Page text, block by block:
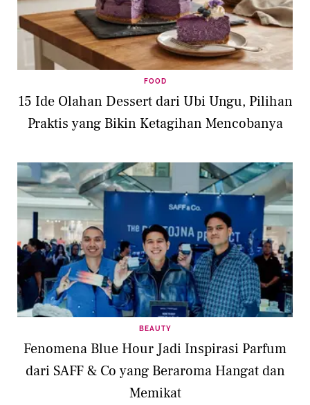
FOOD
15 Ide Olahan Dessert dari Ubi Ungu, Pilihan
Praktis yang Bikin Ketagihan Mencobanya
BEAUTY
Fenomena Blue Hour Jadi Inspirasi Parfum
dari SAFF & Co yang Beraroma Hangat dan
Memikat